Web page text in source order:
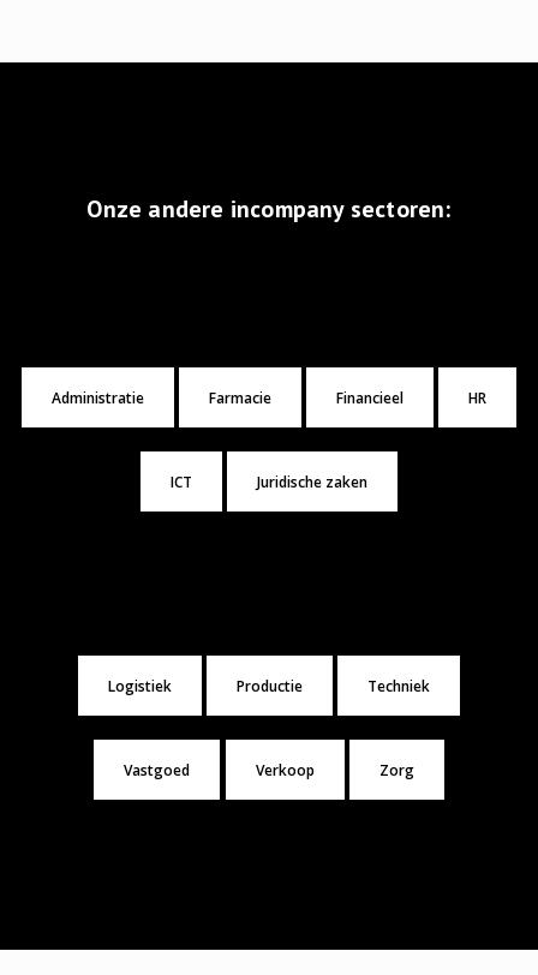
Onze andere incompany sectoren:
Administratie Farmacie Financieel HR
ICT Juridische zaken
Logistiek Productie Techniek
Vastgoed Verkoop Zorg